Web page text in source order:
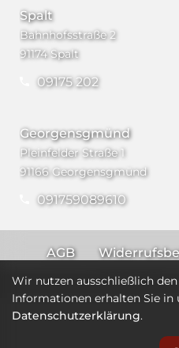
Spalt
Bahnhofsstraße 2
91174 Spalt
09175 202
Georgensgmünd
Pleinfelder Straße 1
91166 Georgensgmünd
091759089610
AGB
Impressum
Wir nutzen ausschließlich
Informationen erhalten Sie in
Datenschutzerklärung.